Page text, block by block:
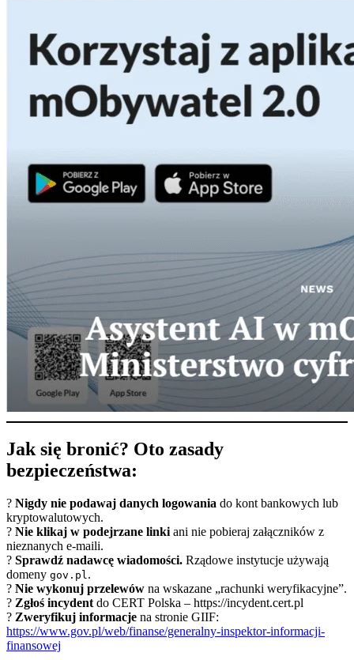
Jak się bronić? Oto zasady
bezpieczeństwa:
? Nigdy nie podawaj danych logowania do kont bankowych lub
kryptowalutowych.
? Nie klikaj w podejrzane linkiani nie pobieraj załączników z
nieznanych e-maili.
? Sprawdź nadawcę wiadomości. Rządowe instytucje używają
domeny gov.pl.
? Nie wykonuj przelewów na wskazane „rachunki weryfikacyjne”.
? Zgłoś incydentdo CERT Polska – https://incydent.cert.pl
? Zweryfikuj informacje na stronie GIIF:
https://www.gov.pl/web/finanse/generalny-inspektor-informacji-
finansowej